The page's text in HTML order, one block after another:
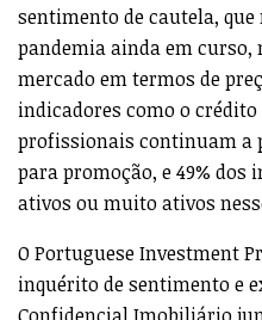
sentimento de cautela,
pandemia ainda em
mercado em termos de
indicadores como o crédito
profissionais continuam a
para promoção, e 49%
ativos ou muito ativos
O Portuguese Investment
inquérito de sentimento e